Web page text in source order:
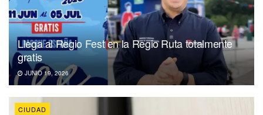
Llega al Regio Fest en la Regio Ruta totalmente
gratis
JUNIO 19, 2026
CIUDAD